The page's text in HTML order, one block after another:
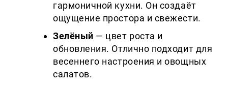
гармоничной кухни. Он создаёт
ощущение простора и свежести.
Зелёный — цвет роста и
обновления. Отлично подходит для
весеннего настроения и овощных
салатов.